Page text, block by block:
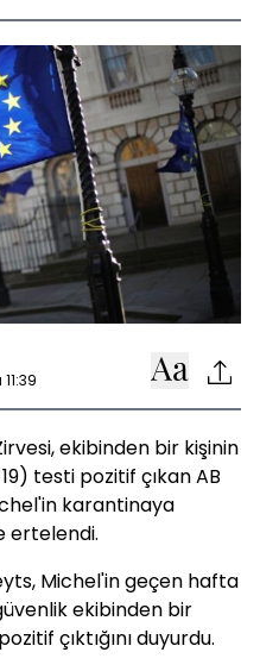
ekibinden bir kişinin
testi pozitif çıkan AB
karantinaya
ertelendi.
Michel'in geçen hafta
ekibinden bir
çıktığını duyurdu.